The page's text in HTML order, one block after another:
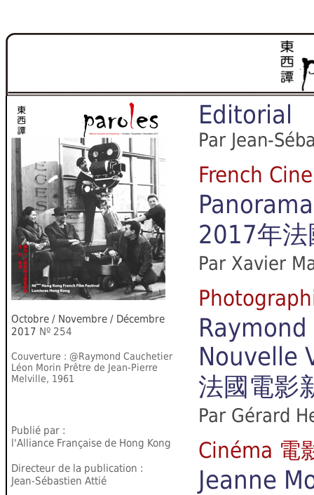
Octobre / Novembre / Décembre
2017 Nº 254
Couverture : @Raymond Cauchetier
Léon Morin Prêtre de Jean-Pierre
Melville, 1961
Publié par :
l'Alliance Française de Hong Kong
Directeur de la publication :
Jean-Sébastien Attié
Editorial
Par Jean-
French
2017年
Par Xavier
Nouvelle
法國電影
Par Gérard
Cinéma 電
Jeanne